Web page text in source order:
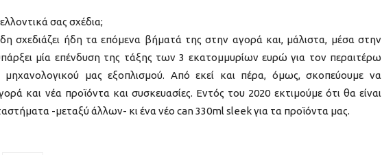
σας σχέδια;
σχεδιάζει ήδη τα επόμενα βήματά της στην αγορά και, μάλιστα, μέσα στην
μία επένδυση της τάξης των 3 εκατομμυρίων ευρώ για τον περαιτέρω
μηχανολογικού μας εξοπλισμού. Από εκεί και πέρα, όμως, σκοπεύουμε να
και νέα προϊόντα και συσκευασίες. Εντός του 2020 εκτιμούμε ότι θα είναι
-μεταξύ άλλων- κι ένα νέο can 330ml sleek για τα προϊόντα μας.